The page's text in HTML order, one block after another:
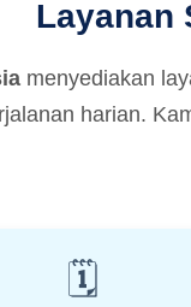
Layanan
menyediakan
harian.
🗓️